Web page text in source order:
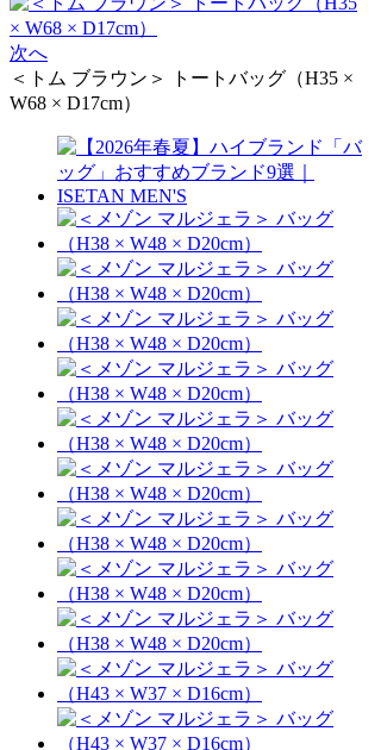
次へ
＜トム ブラウン＞ トートバッグ（H35 ×
W68 × D17cm）